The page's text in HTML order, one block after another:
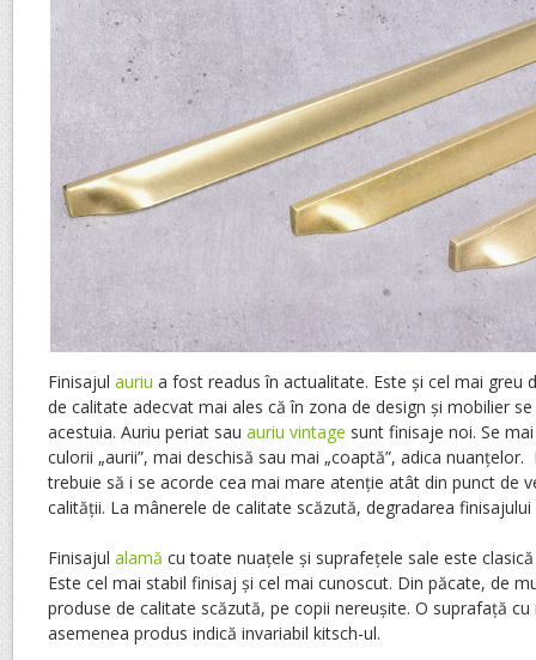
Finisajul auriu a fost readus în actualitate. Este și cel mai greu
de calitate adecvat mai ales că în zona de design și mobilier se
acestuia. Auriu periat sau auriu vintage sunt finisaje noi. Se
culorii „aurii”, mai deschisă sau mai „coaptă”, adica
trebuie să i se acorde cea mai mare atenție atât din punct de
calității. La mânerele de calitate scăzută, degradarea
Finisajul alamă cu toate nuațele și suprafețele sale este
Este cel mai stabil finisaj și cel mai cunoscut. Din păcate, de
produse de calitate scăzută, pe copii nereușite. O suprafață
asemenea produs indică invariabil kitsch-ul.